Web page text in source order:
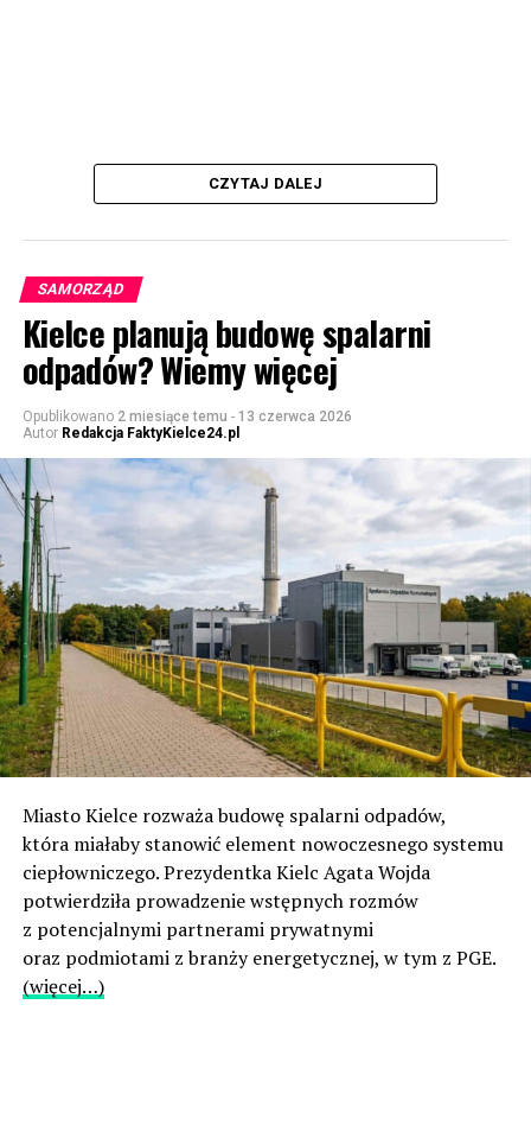
CZYTAJ DALEJ
SAMORZĄD
Kielce planują budowę spalarni
odpadów? Wiemy więcej
Opublikowano 2 miesiące temu - 13 czerwca 2026
Autor Redakcja FaktyKielce24.pl
Miasto Kielce rozważa budowę spalarni odpadów,
która miałaby stanowić element nowoczesnego systemu
ciepłowniczego. Prezydentka Kielc Agata Wojda
potwierdziła prowadzenie wstępnych rozmów
z potencjalnymi partnerami prywatnymi
oraz podmiotami z branży energetycznej, w tym z PGE.
(więcej…)